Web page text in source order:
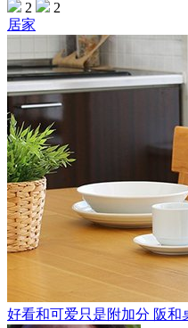
2
2
居家
好看和可爱只是附加分 阪